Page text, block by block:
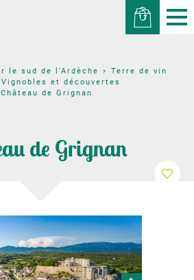
le sud de l'Ardèche
Terre de vin
et découvertes
Château de Grignan
de Grignan